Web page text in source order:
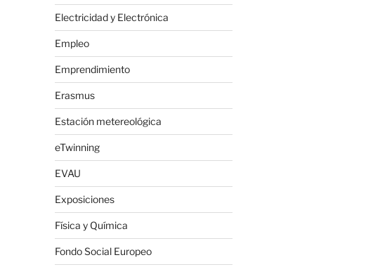
Electricidad y Electrónica
Empleo
Emprendimiento
Erasmus
Estación metereológica
eTwinning
EVAU
Exposiciones
Física y Química
Fondo Social Europeo